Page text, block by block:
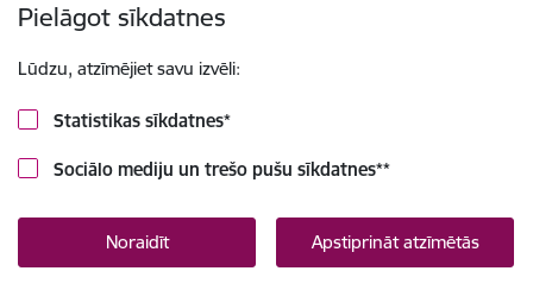
Pielāgot sīkdatnes
Lūdzu, atzīmējiet savu izvēli:
Statistikas sīkdatnes*
Sociālo mediju un trešo pušu sīkdatnes**
Noraidīt Apstiprināt atzīmētās